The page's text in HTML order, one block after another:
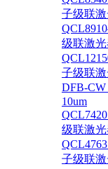
子级联
级联激
子级联
DFB-
10um
级联激
子级联